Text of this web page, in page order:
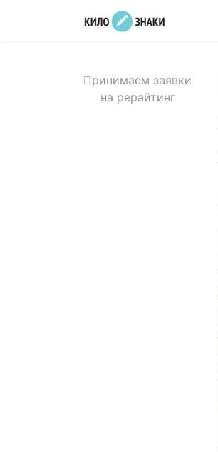
Принимаем заявки
на рерайтинг